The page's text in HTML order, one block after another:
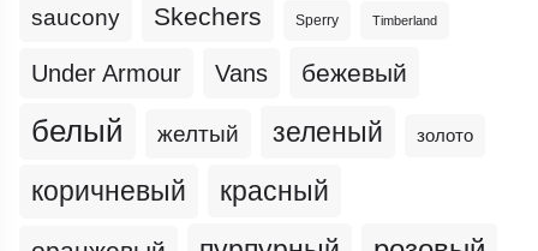
saucony Skechers Sperry Timberland
Under Armour Vans бежевый
белый желтый зеленый золото
коричневый красный